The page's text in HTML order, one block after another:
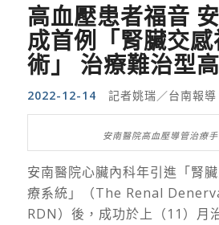
高血壓患者福音
成首例「腎臟交
術」 治療難治型
2022-12-14 記者姚瑞／台南報導
安南醫院高血壓導管治療
安南醫院心臟內科年引進「腎
療系統」（The Renal
RDN）後，成功於上（11）月